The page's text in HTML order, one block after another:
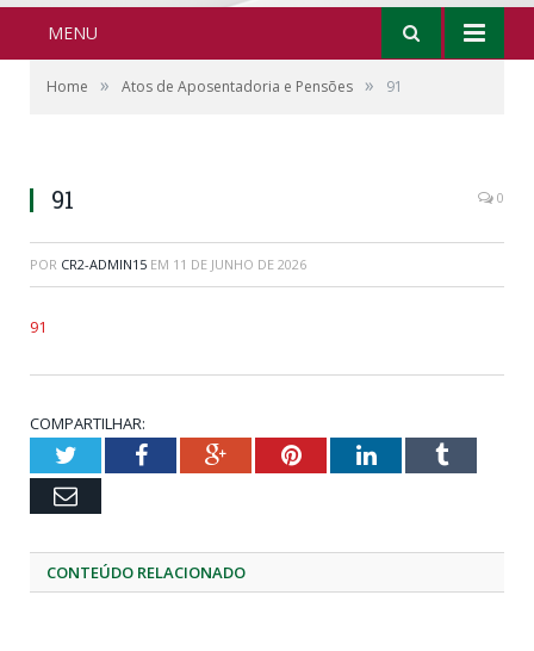
MENU
Home » Atos de Aposentadoria e Pensões » 91
91 0
POR CR2-ADMIN15 EM 11 DE JUNHO DE 2026
91
COMPARTILHAR:
TwitterFacebookGoogle+PinterestLinkedInTumblr
Email
CONTEÚDO RELACIONADO